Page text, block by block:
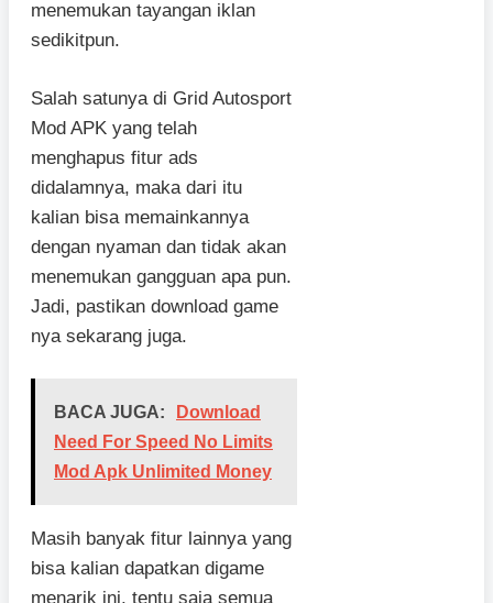
menemukan tayangan iklan
sedikitpun.
Salah satunya di Grid Autosport
Mod APK yang telah
menghapus fitur ads
didalamnya, maka dari itu
kalian bisa memainkannya
dengan nyaman dan tidak akan
menemukan gangguan apa pun.
Jadi, pastikan download game
nya sekarang juga.
BACA JUGA:
Download
Need For Speed No Limits
Mod Apk Unlimited Money
Masih banyak fitur lainnya yang
bisa kalian dapatkan digame
menarik ini, tentu saja semua